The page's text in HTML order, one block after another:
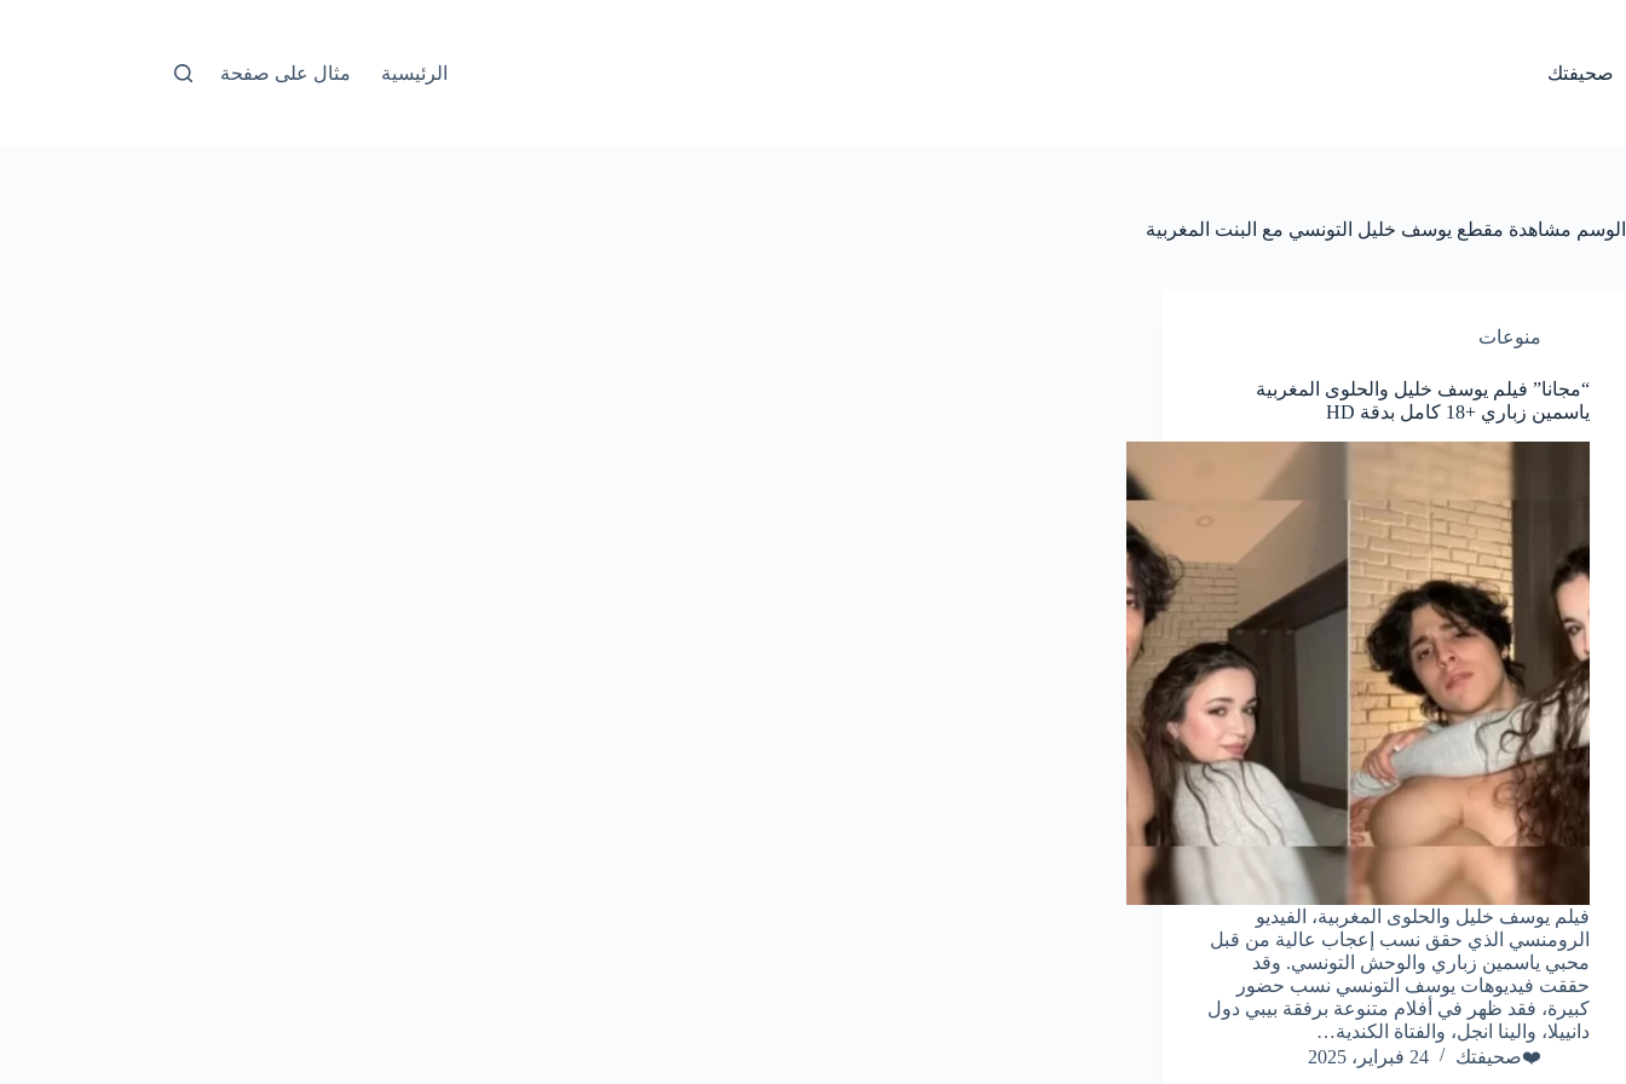
صحيفتك الرئيسية مثال على صفحة
الوسم مشاهدة مقطع يوسف خليل التونسي مع البنت المغربية
منوعات
“مجانا” فيلم يوسف خليل والحلوى المغربية
ياسمين زباري +18 كامل بدقة HD
فيلم يوسف خليل والحلوى المغربية، الفيديو
الرومنسي الذي حقق نسب إعجاب عالية من قبل
محبي ياسمين زباري والوحش التونسي. وقد
حققت فيديوهات يوسف التونسي نسب حضور
كبيرة، فقد ظهر في أفلام متنوعة برفقة بيبي دول
دانييلا، والينا انجل، والفتاة الكندية…
❤️صحيفتك
24 فبراير، 2025